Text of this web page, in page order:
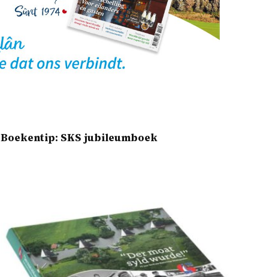
Boekentip: SKS jubileumboek